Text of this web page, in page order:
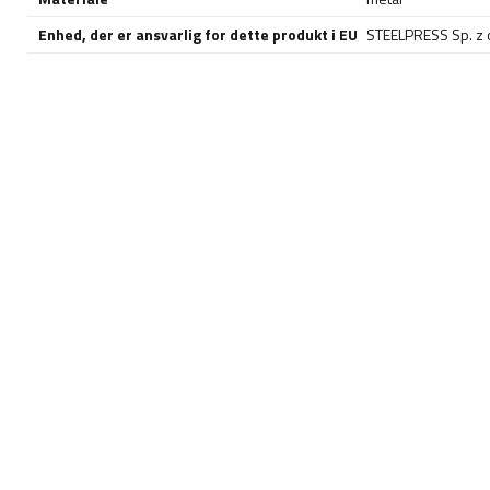
Enhed, der er ansvarlig for dette produkt i EU STEELPRESS Sp. z